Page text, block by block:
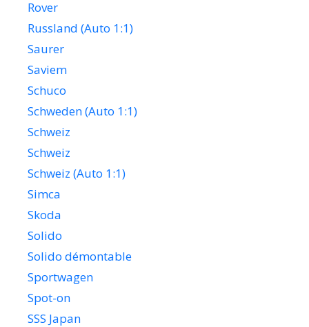
Rover
Russland (Auto 1:1)
Saurer
Saviem
Schuco
Schweden (Auto 1:1)
Schweiz
Schweiz
Schweiz (Auto 1:1)
Simca
Skoda
Solido
Solido démontable
Sportwagen
Spot-on
SSS Japan